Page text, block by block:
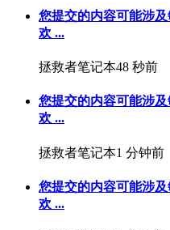
您提交的内容可能涉
欢 ...
拯救者笔记本48 秒前
您提交的内容可能涉
欢 ...
拯救者笔记本1 分钟前
您提交的内容可能涉
欢 ...